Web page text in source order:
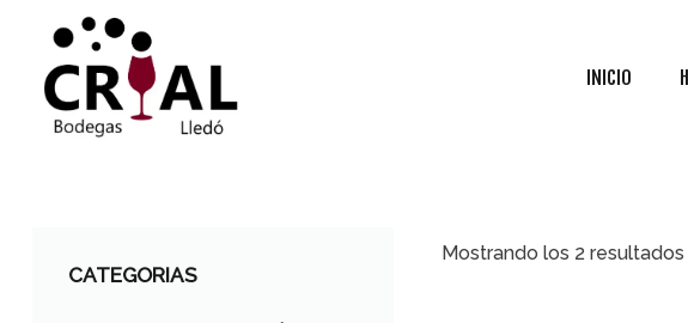
INICIO
CATEGORIAS
Mostrando los 2 resultados